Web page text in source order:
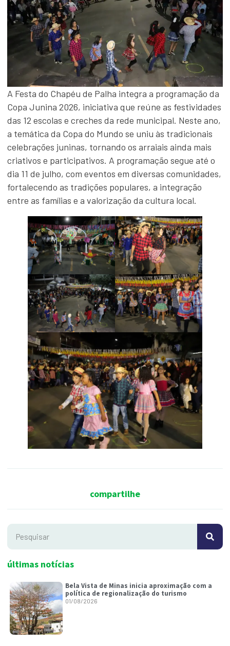
A Festa do Chapéu de Palha integra a programação da
Copa Junina 2026, iniciativa que reúne as festividades
das 12 escolas e creches da rede municipal. Neste ano,
a temática da Copa do Mundo se uniu às tradicionais
celebrações juninas, tornando os arraiais ainda mais
criativos e participativos. A programação segue até o
dia 11 de julho, com eventos em diversas comunidades,
fortalecendo as tradições populares, a integração
entre as famílias e a valorização da cultura local.
compartilhe
últimas notícias
Bela Vista de Minas inicia aproximação com a
política de regionalização do turismo
01/08/2026